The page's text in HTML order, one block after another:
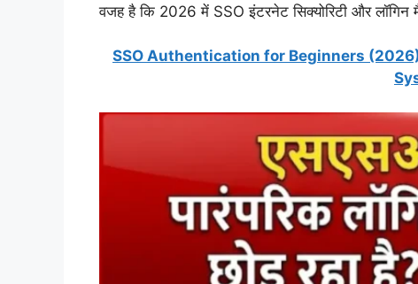
वजह है कि 2026 में SSO इंटरनेट सिक्योरिटी और
SSO Authentication for Beginners